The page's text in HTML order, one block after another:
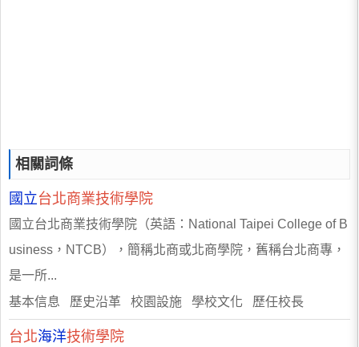
相關詞條
國立台北商業技術學院
國立台北商業技術學院（英語：National Taipei College of B
usiness，NTCB），簡稱北商或北商學院，舊稱台北商專，
是一所...
基本信息 歷史沿革 校園設施 學校文化 歷任校長
台北海洋技術學院